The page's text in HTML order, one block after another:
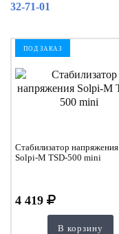
32-71-01
ПОД ЗАКАЗ
Стабилизатор напряжения
Solpi-M TSD-500 mini
4 419
В корзину